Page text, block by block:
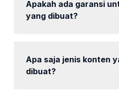
yang sesuai.
Apakah ada garansi
yang dibuat?
Apa saja jenis konten
dibuat?